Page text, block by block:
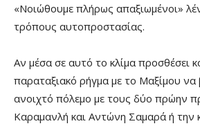
«Νοιώθουμε πλήρως απαξιωμένοι»
τρόπους αυτοπροστασίας.
Αν μέσα σε αυτό το κλίμα προσθέσει
παραταξιακό ρήγμα με το Μαξίμου να
ανοιχτό πόλεμο με τους δύο πρώην
Καραμανλή και Αντώνη Σαμαρά ή την